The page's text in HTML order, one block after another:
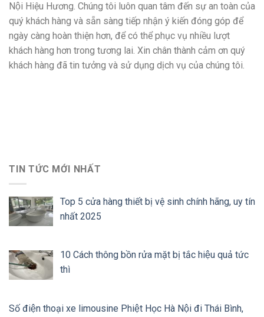
Nội Hiệu Hương. Chúng tôi luôn quan tâm đến sự an toàn của
quý khách hàng và sẵn sàng tiếp nhận ý kiến đóng góp để
ngày càng hoàn thiện hơn, để có thể phục vụ nhiều lượt
khách hàng hơn trong tương lai. Xin chân thành cảm ơn quý
khách hàng đã tin tưởng và sử dụng dịch vụ của chúng tôi.
TIN TỨC MỚI NHẤT
Top 5 cửa hàng thiết bị vệ sinh chính hãng, uy tín
nhất 2025
10 Cách thông bồn rửa mặt bị tắc hiệu quả tức
thì
Số điện thoại xe limousine Phiệt Học Hà Nội đi Thái Bình,